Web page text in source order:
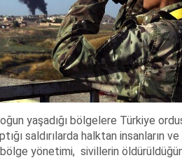
yaşadığı bölgelere Türkiye
saldırılarda halktan insanların
bölge yönetimi, sivillerin